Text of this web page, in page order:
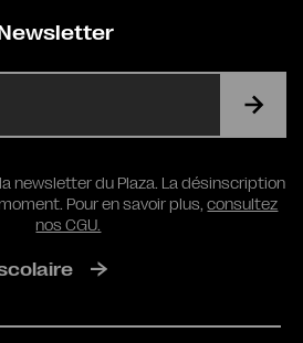
RGPD
newsletter du Plaza. La désinscription
Pour en savoir plus,consultez
nos CGU.